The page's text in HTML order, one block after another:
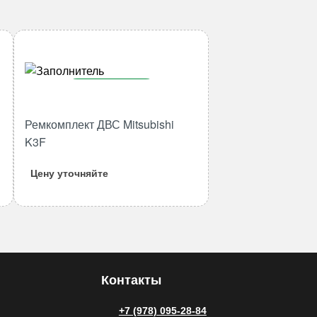
Количество
товара
Ремкомплект ДВС Mitsubishi
K3F
Цену уточняйте
Контакты
+7 (978) 095-28-84